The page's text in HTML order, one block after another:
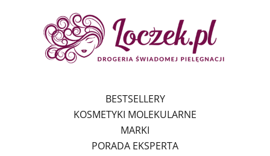
BESTSELLERY
KOSMETYKI MOLEKULARNE
MARKI
PORADA EKSPERTA